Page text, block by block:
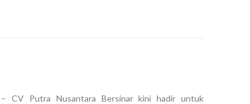
– CV Putra Nusantara Bersinar kini hadir untuk